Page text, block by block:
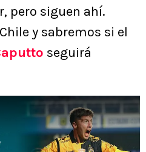
pero siguen ahí.
y sabremos si el
seguirá